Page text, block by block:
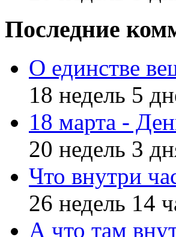
Последние
О единстве
18 недель 5
18 марта -
20 недель 3
Что внутри
26 недель 14
А что там